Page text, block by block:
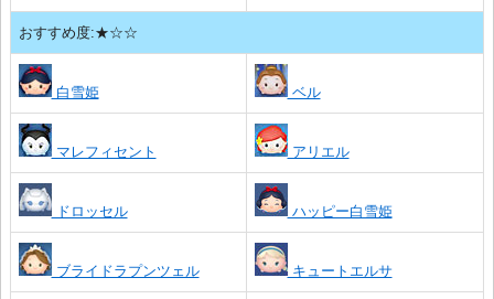
おすすめ度:★☆☆
白雪姫 ベル
マレフィセント アリエル
ドロッセル ハッピー白雪姫
ブライドラプンツェル キュートエルサ